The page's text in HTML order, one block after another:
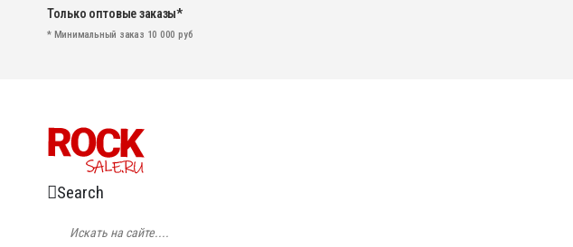
Только оптовые заказы*
* Минимальный заказ 10 000 руб
Search